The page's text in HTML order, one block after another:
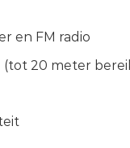
en FM radio
(tot 20 meter